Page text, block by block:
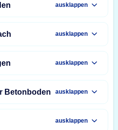
ausklappen
ausklappen
ausklappen
Betonboden ausklappen
ausklappen